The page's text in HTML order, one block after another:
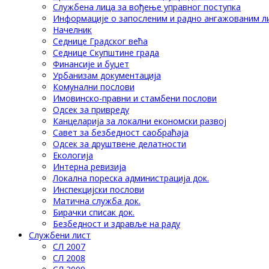
Службена лица за вођење управног поступка
Информације о запосленим и радно ангажованим
Начелник
Седнице Градског већа
Седнице Скупштине града
Финансије и буџет
Урбанизам документација
Комунални послови
Имовинско-правни и стамбени послови
Одсек за привреду
Канцеларија за локални економски развој
Савет за безбедност саобраћаја
Одсек за друштвене делатности
Eкологија
Интерна ревизија
Локална пореска администрација док.
Инспекцијски послови
Матична служба док.
Бирачки списак док.
Безбедност и здравље на раду
Службени лист
СЛ 2007
СЛ 2008